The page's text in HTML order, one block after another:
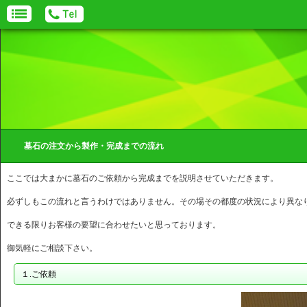
墓石の注文から製作・完成までの流れ
ここでは大まかに墓石のご依頼から完成までを説明させていただきます。
必ずしもこの流れと言うわけではありません。その場その都度の状況により異な
できる限りお客様の要望に合わせたいと思っております。
御気軽にご相談下さい。
１.ご依頼